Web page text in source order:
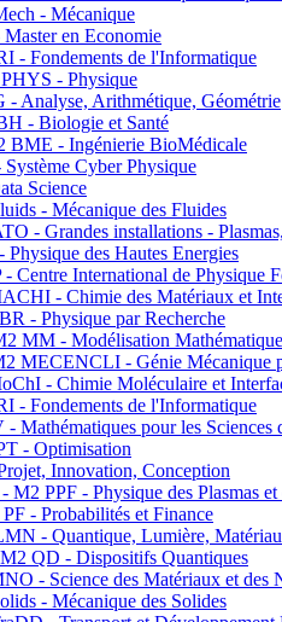
- Mécanique
en Economie
- Fondements de l'Informatique
- Physique
Analyse, Arithmétique, Géométrie
- Biologie et Santé
- Ingénierie BioMédicale
Cyber Physique
Science
- Mécanique des Fluides
- Grandes installations -
des Hautes Energies
Centre International de Physique
- Chimie des Matériaux et
- Physique par Recherche
MM - Modélisation Mathématique
MECENCLI - Génie Mécanique
- Chimie Moléculaire et
- Fondements de l'Informatique
Mathématiques pour les Sciences
- Optimisation
Innovation, Conception
PPF - Physique des Plasmas et
- Probabilités et Finance
- Quantique, Lumière,
QD - Dispositifs Quantiques
- Science des Matériaux et des
- Mécanique des Solides